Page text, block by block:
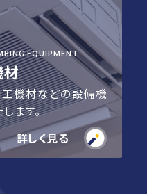
EQUIPMENT
材
工機材などの設備機
ます。
詳しく見る